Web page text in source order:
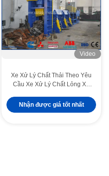
Video
Xe Xử Lý Chất Thải Theo Yêu
Cầu Xe Xử Lý Chất Lỏng Xe
5000mm
Nhận được giá tốt nhất